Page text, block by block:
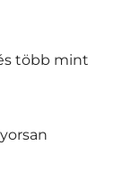
több mint